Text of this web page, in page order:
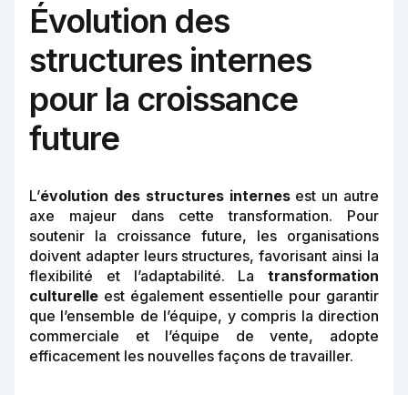
Évolution des
structures internes
pour la croissance
future
L’évolution des structures internesest un autre
axe majeur dans cette transformation. Pour
soutenir la croissance future, les organisations
doivent adapter leurs structures, favorisant ainsi la
flexibilité et l’adaptabilité. La transformation
culturelle est également essentielle pour garantir
que l’ensemble de l’équipe, y compris la direction
commerciale et l’équipe de vente, adopte
efficacement les nouvelles façons de travailler.